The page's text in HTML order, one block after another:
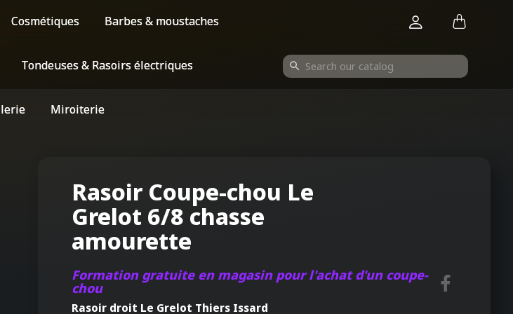
Cosmétiques Barbes & moustaches
Tondeuses & Rasoirs électriques
Miroiterie
search
Rasoir Coupe-chou Le
Grelot 6/8 chasse
amourette
Formation gratuite en magasin pour l'achat d'un coupe-
chou
Rasoir droit Le Grelot Thiers Issard